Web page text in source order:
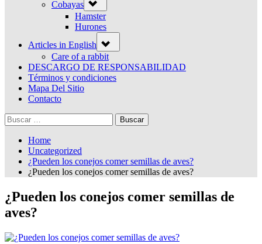
Cobayas sub-
menu
Hamster
Hurones
Articles in English
sub-
menu
Care of a rabbit
DESCARGO DE RESPONSABILIDAD
Términos y condiciones
Mapa Del Sitio
Contacto
Buscar:
Home
Uncategorized
¿Pueden los conejos comer semillas de aves?
¿Pueden los conejos comer semillas de aves?
¿Pueden los conejos comer semillas de
aves?